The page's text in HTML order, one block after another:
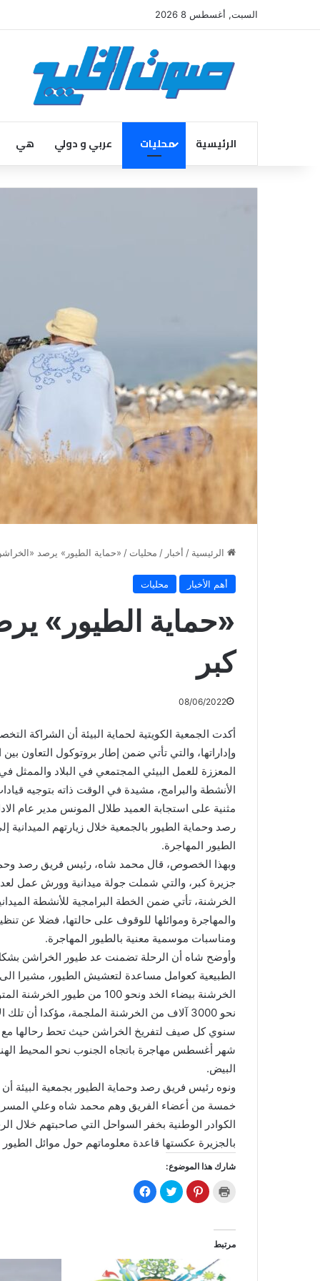
السبت, أغسطس 8 2026
الرئيسية محليات عربي و دولي هي
الرئيسية / أخبار / محليات / «حماية الطيور» يرصد
أهم الأخبار محليات
«حماية الطيور»
كبر
08/06/2022
أكدت الجمعية الكويتية لحماية البيئة أن الشراكة
وإداراتها، والتي تأتي ضمن إطار بروتوكول التعاون
المعززة للعمل البيئي المجتمعي في البلاد
الأنشطة والبرامج، مشيدة في الوقت ذاته بتوجيه
مثنية على استجابة العميد طلال المونس مدير عام
رصد وحماية الطيور بالجمعية خلال زيارتهم
الطيور المهاجرة.
وبهذا الخصوص، قال محمد شاه، رئيس فريق رصد
جزيرة كبر، والتي شملت جولة ميدانية وورش عمل
الخرشنة، تأتي ضمن الخطة البرامجية للأنشطة
والمهاجرة وموائلها للوقوف على حالتها، فضلا عن
ومناسبات موسمية معنية بالطيور المهاجرة.
وأوضح شاه أن الرحلة تضمنت عد طيور الخراشن
نحو 3000 آلاف من الخرشنة الملجمة، مؤكدا
سنوي كل صيف لتفريخ الخراشن حيث تحط رحالها مع
البيض.
ونوه رئيس فريق رصد وحماية الطيور بجمعية البيئة
خمسة من أعضاء الفريق وهم محمد شاه وعلي المسري
الكوادر الوطنية بخفر السواحل التي صاحبتهم خلال
بالجزيرة عكستها قاعدة معلوماتهم حول موائل الطيور
شارك هذا الموضوع:
ل
ط
ب
ا
ع
ة
ض
ر
ك
ض
ا
ر
ك
ن
ر
ك
مرتبط